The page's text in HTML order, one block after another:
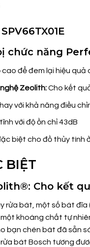
chức năng
cao để đem lại hiệu
Zeolith:Cho kết
với khả năng điều
với độ ồn chỉ 43dB
biệt cho đồ thủy tính ở
BIỆT
Cho kết
rửa bát, một số bát
khoáng chất tự
bạn chén bát đã sẵn
rửa bát Bosch tương